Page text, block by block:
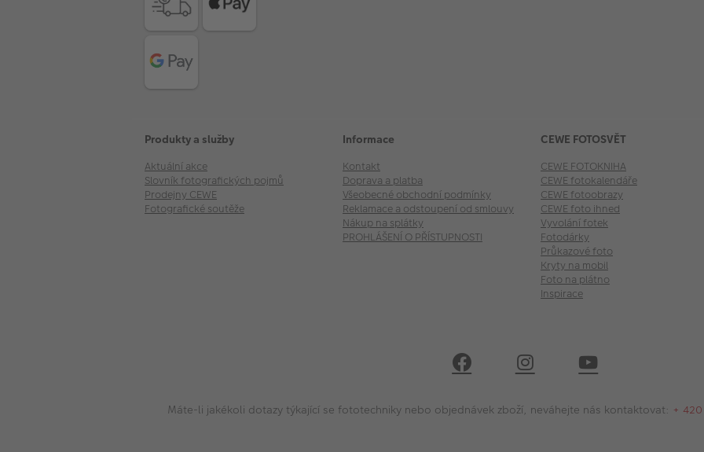
Produkty a služby
Aktuální akce
Slovník fotografických pojmů
Prodejny CEWE
Fotografické soutěže
Informace
Kontakt
Doprava a platba
Všeobecné obchodní podmínky
Reklamace a odstoupení od smlouvy
Nákup na splátky
PROHLÁŠENÍ O PŘÍSTUPNOSTI
CEWE FOTOSVĚT
CEWE FOTOKNIHA
CEWE fotokalendáře
CEWE fotoobrazy
CEWE foto ihned
Vyvolání fotek
Fotodárky
Průkazové foto
Kryty na mobil
Foto na plátno
Inspirace
Máte-li jakékoli dotazy týkající se fototechniky nebo objednávek zboží, neváhejte nás kontaktovat: +